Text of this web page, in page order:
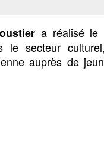
a réalisé le
le secteur
auprès de